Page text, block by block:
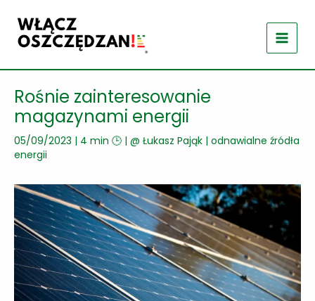
treści
Rośnie zainteresowanie
magazynami energii
05/09/2023 | 4 min 🕒 | @ Łukasz Pająk | odnawialne źródła
energii